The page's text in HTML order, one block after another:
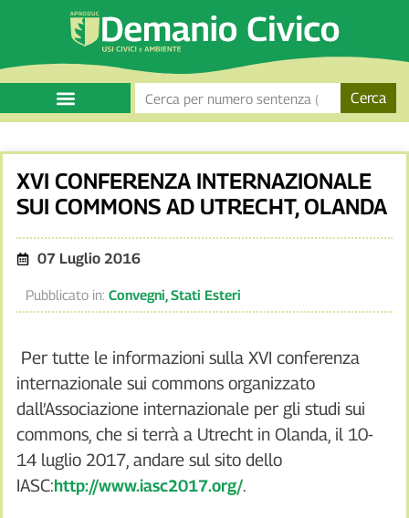
Cerca
XVI CONFERENZA INTERNAZIONALE
SUI COMMONS AD UTRECHT, OLANDA
07 Luglio 2016
Pubblicato in: Convegni, Stati Esteri
Per tutte le informazioni sulla XVI conferenza
internazionale sui commons organizzato
dall’Associazione internazionale per gli studi sui
commons, che si terrà a Utrecht in Olanda, il 10-
14 luglio 2017, andare sul sito dello
IASC:http://www.iasc2017.org/.